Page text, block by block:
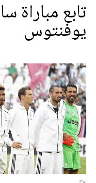
تابع مباراة
يوفنتوس